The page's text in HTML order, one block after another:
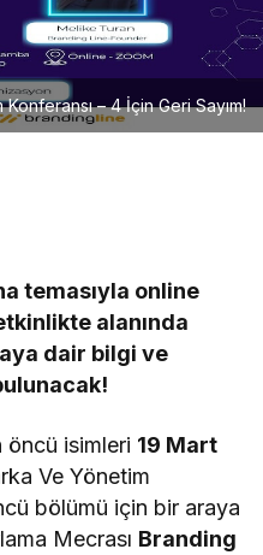
– 4 İçin Geri Sayım!
temasıyla online
alanında
dair bilgi ve
öncü isimleri 19 Mart
Ve Yönetim
bölümü için bir araya
Mecrası Branding